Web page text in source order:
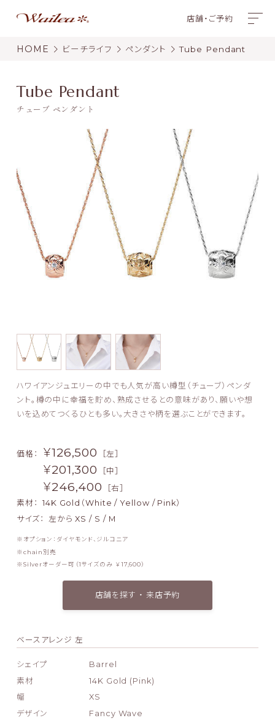
店舗・ご予約
HOME ビーチライフ ペンダント Tube Pendant
Tube Pendant
チューブ ペンダント
ハワイアンジュエリーの中でも人気が高い樽型（チューブ）ペンダ
ント。樽の中に幸福を貯め、熟成させるとの意味があり、願いや想
いを込めてつくるひとも多い。大きさや柄を選ぶことができます。
価格： ￥126,500 ［左］
￥201,300 ［中］
￥246,400
［右］
素材：
14K Gold（White / Yellow / Pink）
サイズ：
左から XS / S / M
オプション：ダイヤモンド、ジルコニア
chain別売
Silverオーダー可（1サイズのみ ￥17,600）
店舗を探す ・ 来店予約
ベースアレンジ 左
シェイプ
Barrel
素材
14K Gold (Pink)
幅
XS
デザイン
Fancy Wave